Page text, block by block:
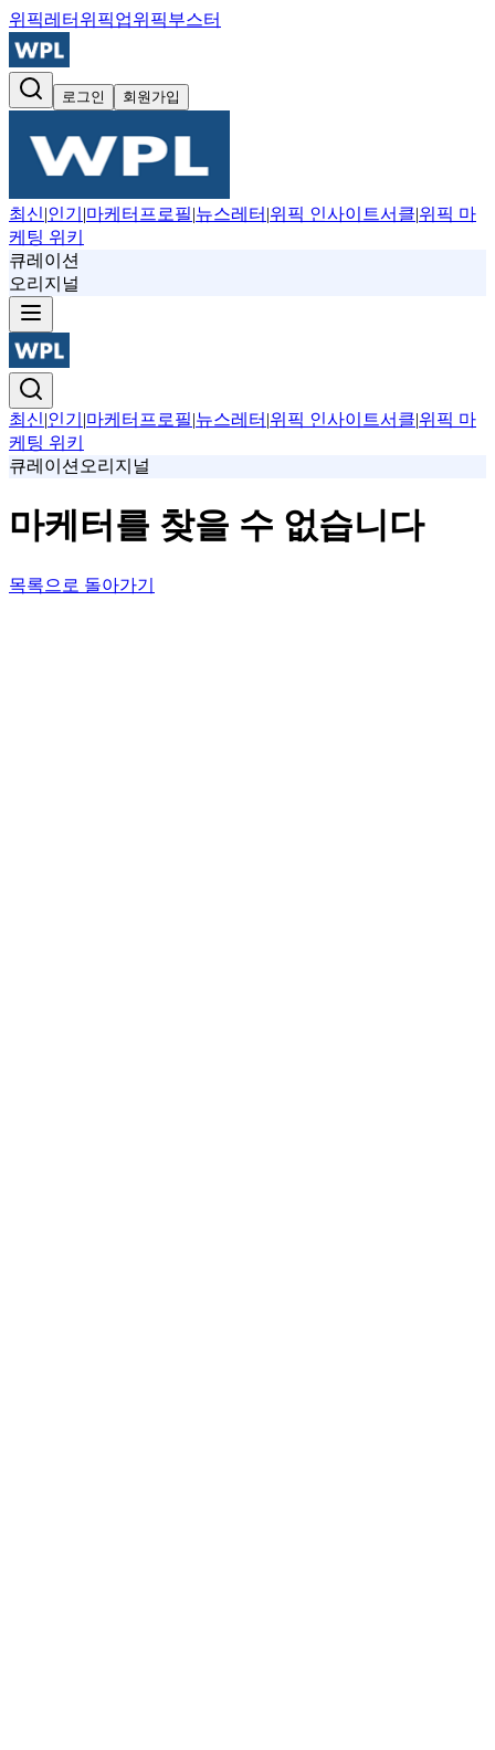
위픽레터 위픽업위픽부스터
로그인 회원가입
최신|인기 |마케터프로필|뉴스레터 |위픽 인사이트서클|위픽 마
케팅 위키
큐레이션
오리지널
최신|인기 |마케터프로필|뉴스레터 |위픽 인사이트서클|위픽 마
케팅 위키
큐레이션 오리지널
마케터를 찾을 수 없습니다
목록으로 돌아가기